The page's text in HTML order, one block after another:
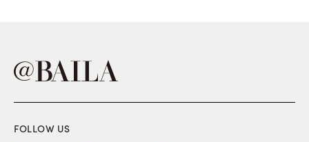
FOLLOW US